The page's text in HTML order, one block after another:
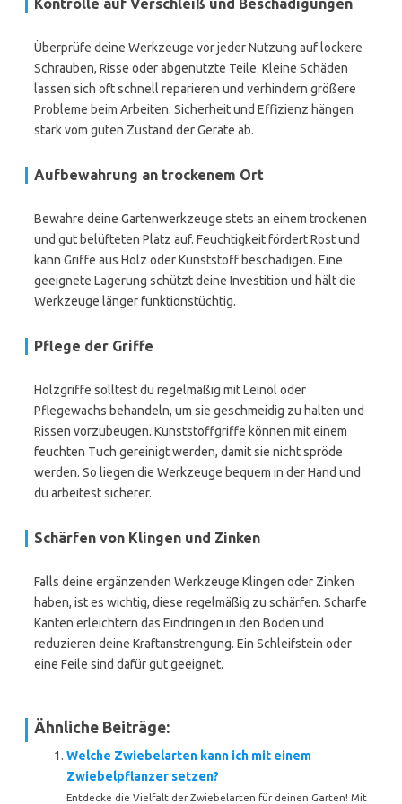
Kontrolle auf Verschleiß und Beschädigungen
Überprüfe deine Werkzeuge vor jeder Nutzung auf lockere
Schrauben, Risse oder abgenutzte Teile. Kleine Schäden
lassen sich oft schnell reparieren und verhindern größere
Probleme beim Arbeiten. Sicherheit und Effizienz hängen
stark vom guten Zustand der Geräte ab.
Aufbewahrung an trockenem Ort
Bewahre deine Gartenwerkzeuge stets an einem trockenen
und gut belüfteten Platz auf. Feuchtigkeit fördert Rost und
kann Griffe aus Holz oder Kunststoff beschädigen. Eine
geeignete Lagerung schützt deine Investition und hält die
Werkzeuge länger funktionstüchtig.
Pflege der Griffe
Holzgriffe solltest du regelmäßig mit Leinöl oder
Pflegewachs behandeln, um sie geschmeidig zu halten und
Rissen vorzubeugen. Kunststoffgriffe können mit einem
feuchten Tuch gereinigt werden, damit sie nicht spröde
werden. So liegen die Werkzeuge bequem in der Hand und
du arbeitest sicherer.
Schärfen von Klingen und Zinken
Falls deine ergänzenden Werkzeuge Klingen oder Zinken
haben, ist es wichtig, diese regelmäßig zu schärfen. Scharfe
Kanten erleichtern das Eindringen in den Boden und
reduzieren deine Kraftanstrengung. Ein Schleifstein oder
eine Feile sind dafür gut geeignet.
Ähnliche Beiträge:
Welche Zwiebelarten kann ich mit einem
Zwiebelpflanzer setzen?
Entdecke die Vielfalt der Zwiebelarten für deinen Garten! Mit